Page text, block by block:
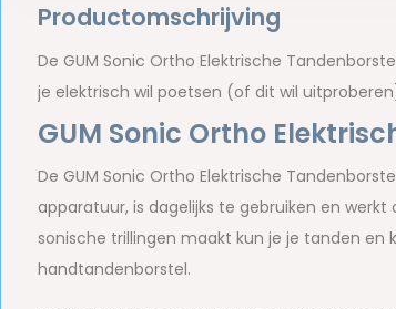
Productomschrijving
De GUM Sonic Ortho Elektrische
je elektrisch wil poetsen (of dit wil
GUM Sonic Ortho
De GUM Sonic Ortho Elektrische
apparatuur, is dagelijks te gebruiken en
sonische trillingen maakt kun je je tanden
handtandenborstel.